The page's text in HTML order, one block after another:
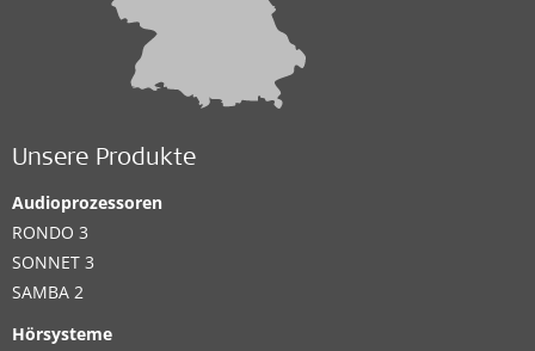
Unsere Produkte
Audioprozessoren
RONDO 3
SONNET 3
SAMBA 2
Hörsysteme